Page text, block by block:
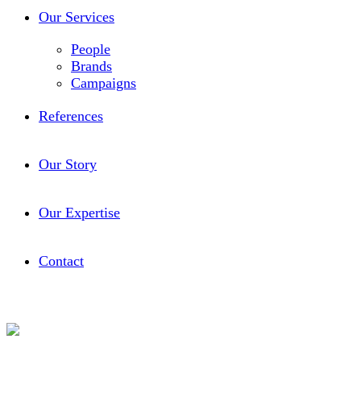
Our Services
People
Brands
Campaigns
References
Our Story
Our Expertise
Contact